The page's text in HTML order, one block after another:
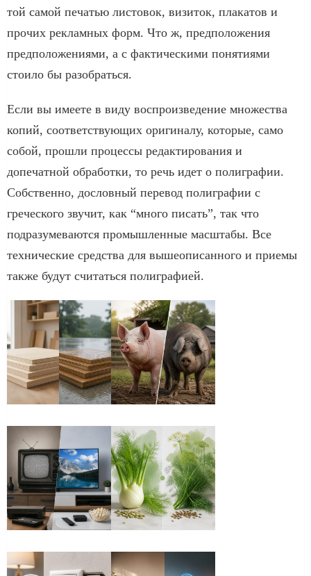
той самой печатью листовок, визиток, плакатов и
прочих рекламных форм. Что ж, предположения
предположениями, а с фактическими понятиями
стоило бы разобраться.
Если вы имеете в виду воспроизведение множества
копий, соответствующих оригиналу, которые, само
собой, прошли процессы редактирования и
допечатной обработки, то речь идет о полиграфии.
Собственно, дословный перевод полиграфии с
греческого звучит, как “много писать”, так что
подразумеваются промышленные масштабы. Все
технические средства для вышеописанного и приемы
также будут считаться полиграфией.